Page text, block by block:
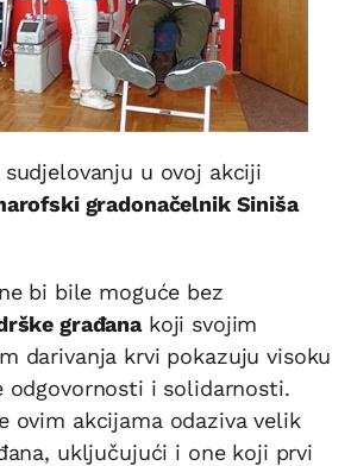
sudjelovanju u ovoj akciji
gradonačelnik Siniša
bi bile moguće bez
građanakoji svojim
darivanja krvi pokazuju visoku
odgovornosti i solidarnosti.
ovim akcijama odaziva velik
uključujući i one koji prvi